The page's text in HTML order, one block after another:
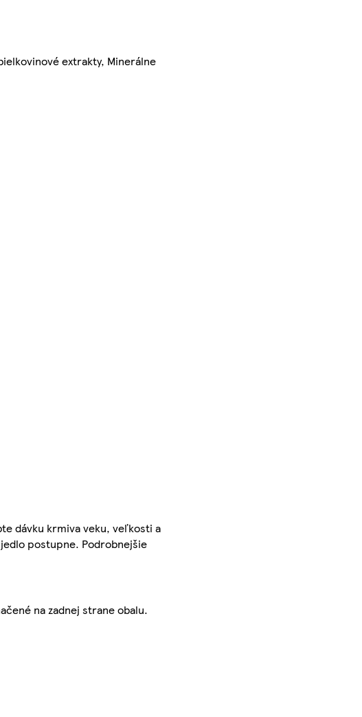
extrakty, Minerálne
dávku krmiva veku, veľkosti a
postupne. Podrobnejšie
na zadnej strane obalu.